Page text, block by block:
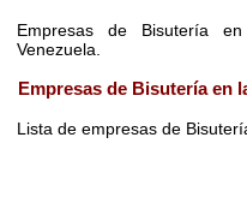
Empresas de Bisutería
Venezuela.
Empresas de Bisutería en
Lista de empresas de